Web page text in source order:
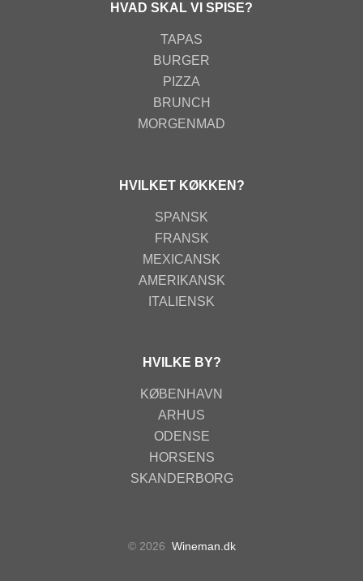
HVAD SKAL VI SPISE?
TAPAS
BURGER
PIZZA
BRUNCH
MORGENMAD
HVILKET KØKKEN?
SPANSK
FRANSK
MEXICANSK
AMERIKANSK
ITALIENSK
HVILKE BY?
KØBENHAVN
ARHUS
ODENSE
HORSENS
SKANDERBORG
© 2026 Wineman.dk